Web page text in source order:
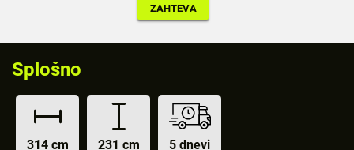
Splošno
314 cm 231 cm 5 dnevi